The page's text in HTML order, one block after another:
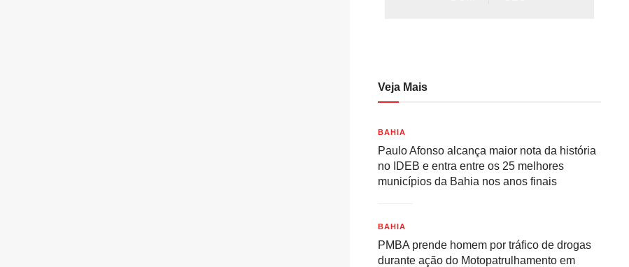
Veja Mais
BAHIA
Paulo Afonso alcança maior nota da história
no IDEB e entra entre os 25 melhores
municípios da Bahia nos anos finais
BAHIA
PMBA prende homem por tráfico de drogas
durante ação do Motopatrulhamento em